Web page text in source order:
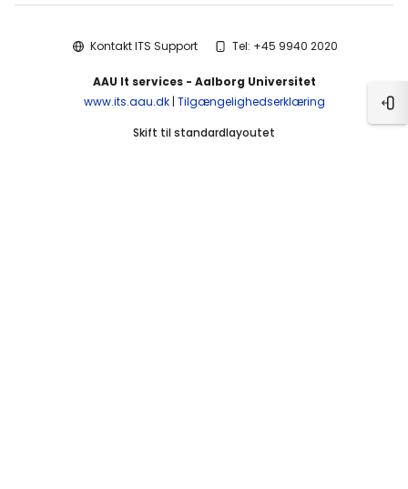
Kontakt ITS Support Tel: +45 9940 2020
AAU It services - Aalborg Universitet
www.its.aau.dk| Tilgængelighedserklæring
Skift til standardlayoutet